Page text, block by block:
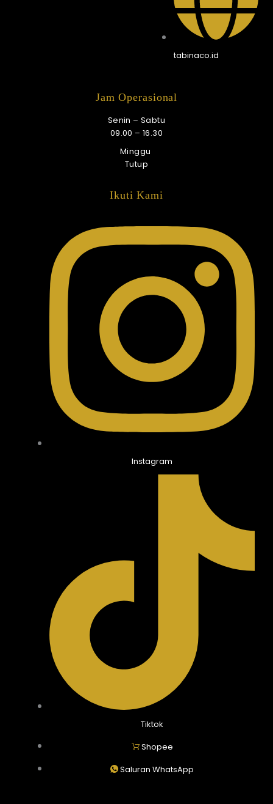
tabinaco.id
Jam Operasional
Senin – Sabtu
09.00 – 16.30
Minggu
Tutup
Ikuti Kami
Instagram
Tiktok
Shopee
Saluran WhatsApp